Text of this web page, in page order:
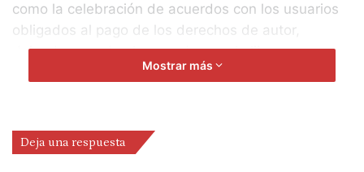
como la celebración de acuerdos con los usuarios
obligados al pago de los derechos de autor,
dejando cerrado el mercado para la libre
concurrencia de otras entidades de gestión, como
todos los hechos denunciados por sus socios en la
rueda de prensa celebrada el pasado día 5, donde
Mostrar más
Deja una respuesta